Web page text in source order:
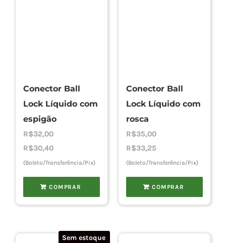
Conector Ball
Lock Líquido com
espigão
R$32,00
R$30,40
(Boleto/Transferência/Pix)
COMPRAR
Conector Ball
Lock Líquido com
rosca
R$35,00
R$33,25
(Boleto/Transferência/Pix)
COMPRAR
Sem estoque